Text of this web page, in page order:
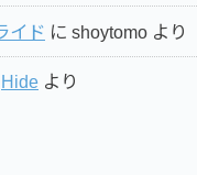
イド に shoytomo より
Hide より